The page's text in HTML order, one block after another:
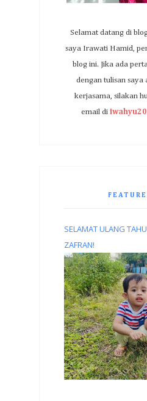
Selamat datang di
saya Irawati Hamid,
blog ini. Jika ada
dengan tulisan saya
kerjasama, silakan
email di
SELAMAT ULANG
ZAFRAN!